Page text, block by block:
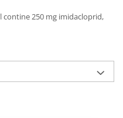
contine 250 mg imidacloprid,